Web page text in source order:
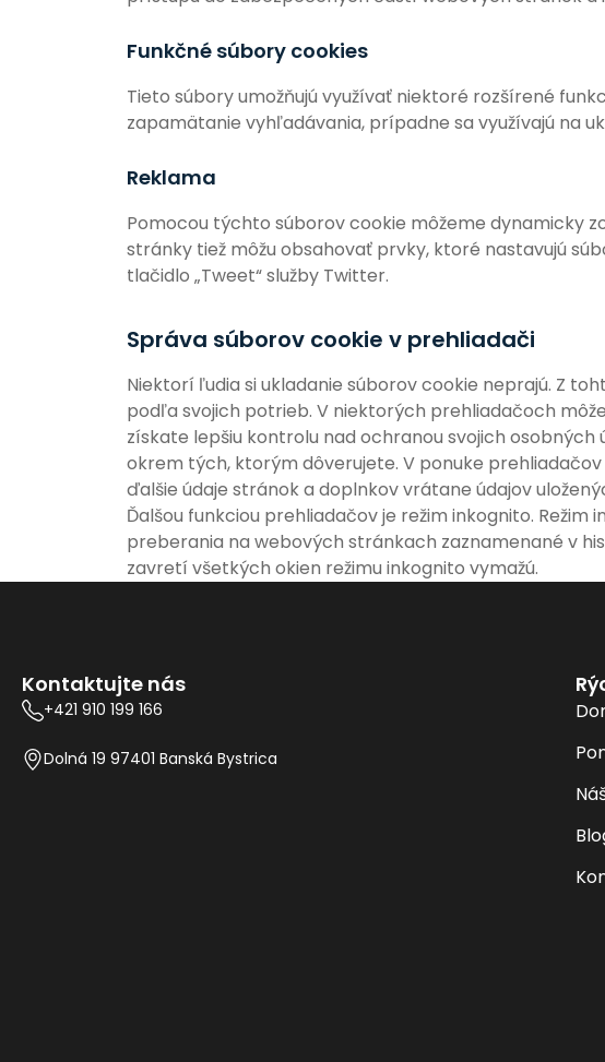
Funkčné súbory cookies
Tieto súbory umožňujú využívať niektoré rozšírené
zapamätanie vyhľadávania, prípadne sa využívajú na
Reklama
Pomocou týchto súborov cookie môžeme dynamicky
stránky tiež môžu obsahovať prvky, ktoré nastavujú
tlačidlo „Tweet“ služby Twitter.
Správa súborov cookie v prehliadači
Niektorí ľudia si ukladanie súborov cookie neprajú. Z
podľa svojich potrieb. V niektorých prehliadačoch
získate lepšiu kontrolu nad ochranou svojich
okrem tých, ktorým dôverujete. V ponuke
ďalšie údaje stránok a doplnkov vrátane údajov
Ďalšou funkciou prehliadačov je režim inkognito.
preberania na webových stránkach zaznamenané v
zavretí všetkých okien režimu inkognito vymažú.
Kontaktujte nás
+421 910 199 166
Dolná 19 97401 Banská Bystrica